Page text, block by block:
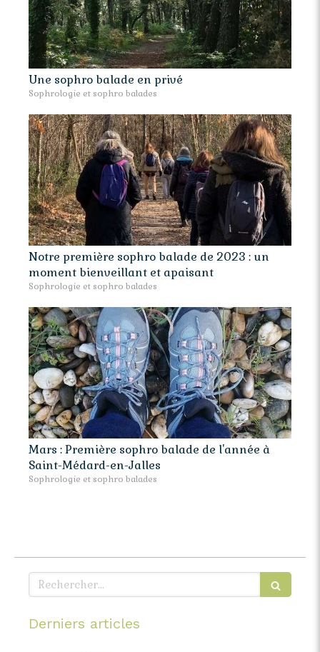
Une sophro balade en privé
Sophrologie et sophro balades
Notre première sophro balade de 2023 : un
moment bienveillant et apaisant
Sophrologie et sophro balades
Mars : Première sophro balade de l'année à
Saint-Médard-en-Jalles
Sophrologie et sophro balades
Rechercher
Derniers articles